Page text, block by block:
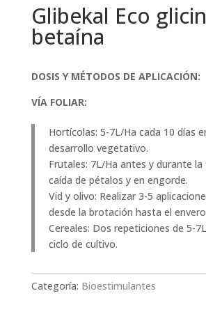
Glibekal Eco
betaína
DOSIS Y MÉTODOS DE APLICACIÓN:
VÍA FOLIAR:
Hortícolas: 5-7L/Ha cada 10 días
desarrollo vegetativo.
Frutales: 7L/Ha antes y durante
caída de pétalos y en engorde.
Vid y olivo: Realizar 3-5
desde la brotación hasta el
Cereales: Dos repeticiones de 5-
ciclo de cultivo.
Categoría: Bioestimulantes